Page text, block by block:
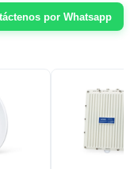
por Whatsapp